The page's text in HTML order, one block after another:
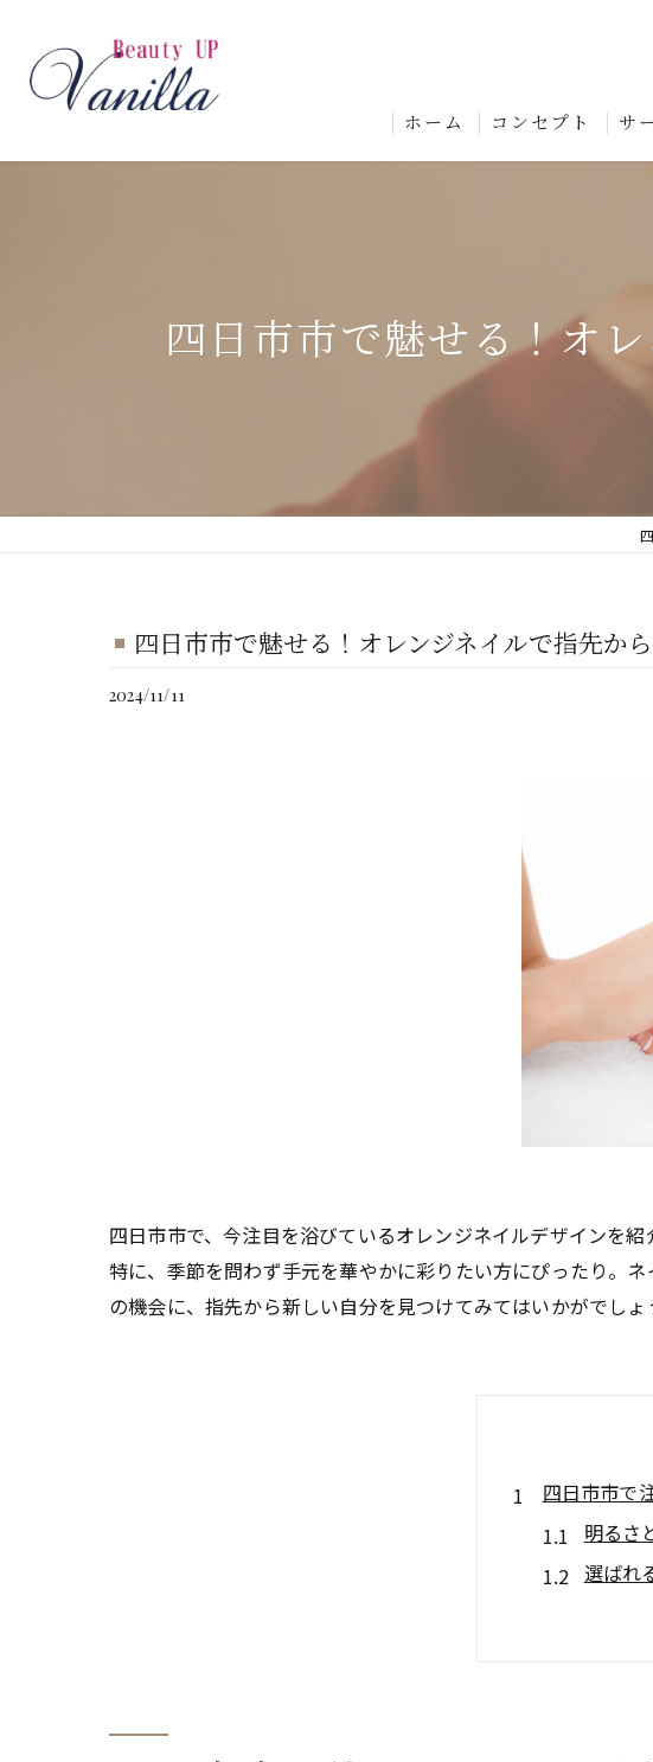
ホーム コンセプト サ
四日市市で魅せる！オ
四日市市で魅せる！オレンジネイルで指先か
2024/11/11
四日市市で、今注目を浴びているオレンジネイルデザインを
特に、季節を問わず手元を華やかに彩りたい方にぴったり。
の機会に、指先から新しい自分を見つけてみてはいかがでしょ
四日市市で
明るさ
選ばれ
オレ